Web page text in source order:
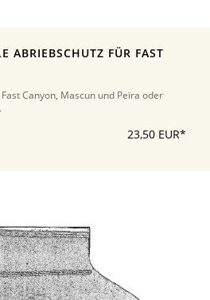
ABRIEBSCHUTZ FÜR FAST
Canyon, Mascun und Peïra oder
23,50 EUR*